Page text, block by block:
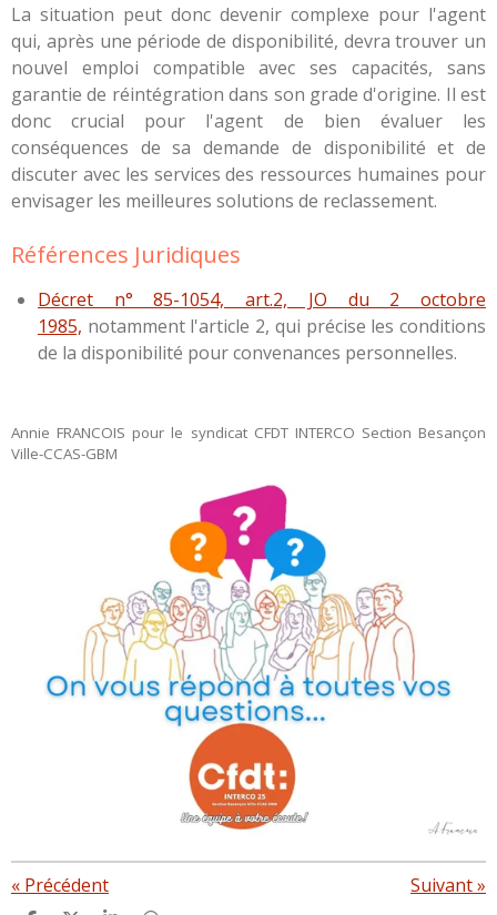
La situation peut donc devenir complexe pour l'agent
qui, après une période de disponibilité, devra trouver un
nouvel emploi compatible avec ses capacités, sans
garantie de réintégration dans son grade d'origine. Il est
donc crucial pour l'agent de bien évaluer les
conséquences de sa demande de disponibilité et de
discuter avec les services des ressources humaines pour
envisager les meilleures solutions de reclassement.
Références Juridiques
Décret n° 85-1054, art.2, JO du 2 octobre
1985, notamment l'article 2, qui précise les conditions
de la disponibilité pour convenances personnelles.
Annie FRANCOIS pour le syndicat CFDT INTERCO Section Besançon
Ville-CCAS-GBM
« Précédent Suivant»